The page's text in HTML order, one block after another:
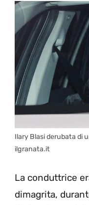
Ilary Blasi derubata di
ilgranata.it
La conduttrice
dimagrita,